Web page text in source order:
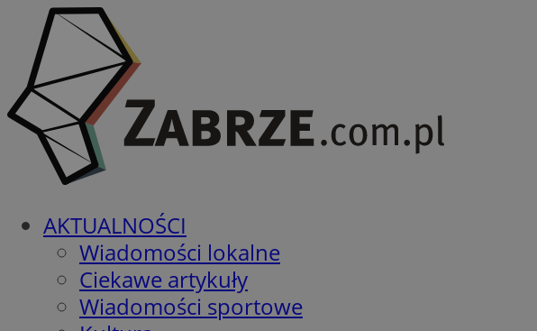
AKTUALNOŚCI
Wiadomości lokalne
Ciekawe artykuły
Wiadomości sportowe